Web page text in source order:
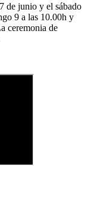
de junio y el sábado
9 a las 10.00h y
ceremonia de